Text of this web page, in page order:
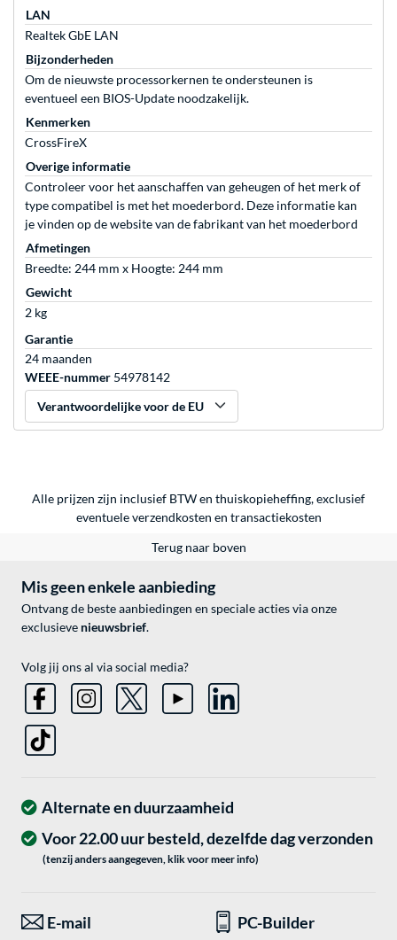
LAN
Realtek GbE LAN
Bijzonderheden
Om de nieuwste processorkernen te ondersteunen is
eventueel een BIOS-Update noodzakelijk.
Kenmerken
CrossFireX
Overige informatie
Controleer voor het aanschaffen van geheugen of het merk of
type compatibel is met het moederbord. Deze informatie kan
je vinden op de website van de fabrikant van het moederbord
Afmetingen
Breedte: 244 mm x Hoogte: 244 mm
Gewicht
2 kg
Garantie
24 maanden
WEEE-nummer 54978142
Verantwoordelijke voor de EU
Alle prijzen zijn inclusief BTW en thuiskopieheffing, exclusief
eventueleverzendkosten en transactiekosten
Terug naar boven
Mis geen enkele aanbieding
Ontvang de beste aanbiedingen en speciale acties via onze
exclusieve nieuwsbrief.
Volg jij ons al via social media?
Alternate en duurzaamheid
Voor 22.00 uur besteld, dezelfde dag verzonden
(tenzij anders aangegeven, klik voor meer info)
E-mail PC-Builder